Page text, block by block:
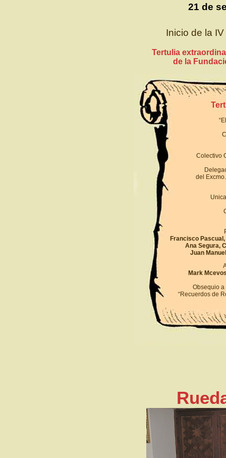
21 de
Inicio de la
Tertulia
de la
Colectivo
del
Francisco
Ana Segura,
Juan
Mark
Obsequio a
“Recuerdos de